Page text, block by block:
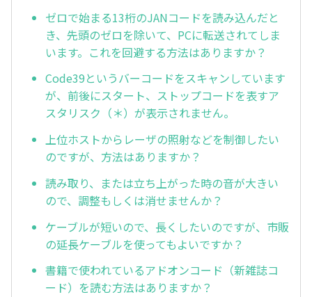
ゼロで始まる13桁のJANコードを読み込んだと
き、先頭のゼロを除いて、PCに転送されてしま
います。これを回避する方法はありますか？
Code39というバーコードをスキャンしています
が、前後にスタート、ストップコードを表すア
スタリスク（＊）が表示されません。
上位ホストからレーザの照射などを制御したい
のですが、方法はありますか？
読み取り、または立ち上がった時の音が大きい
ので、調整もしくは消せませんか？
ケーブルが短いので、長くしたいのですが、市販
の延長ケーブルを使ってもよいですか？
書籍で使われているアドオンコード（新雑誌コ
ード）を読む方法はありますか？